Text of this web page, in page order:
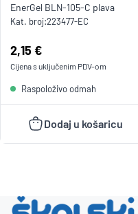
EnerGel BLN-105-C plava
Kat. broj:223477-EC
Cijena:
2,15 €
Cijena s uključenim PDV-om
Raspoloživo odmah
Dodaj u košaricu